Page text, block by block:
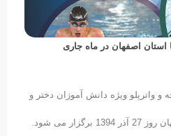
استان اصفهان در ماه جاری
واترپلو ویژه دانش آموزان دختر و
می شود.